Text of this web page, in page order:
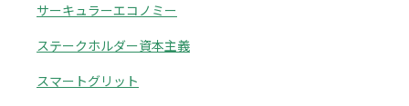
サーキュラーエコノミー
ステークホルダー資本主義
スマートグリット